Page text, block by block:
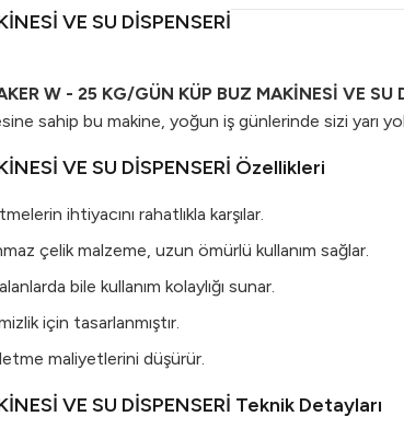
VE SU DİSPENSERİ
W - 25 KG/GÜN KÜP BUZ MAKİNESİ VE SU
sahip bu makine, yoğun iş günlerinde sizi yarı
VE SU DİSPENSERİ Özellikleri
ihtiyacını rahatlıkla karşılar.
çelik malzeme, uzun ömürlü kullanım sağlar.
bile kullanım kolaylığı sunar.
için tasarlanmıştır.
maliyetlerini düşürür.
VE SU DİSPENSERİ Teknik Detayları